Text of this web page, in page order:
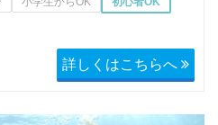
詳しくはこちらへ